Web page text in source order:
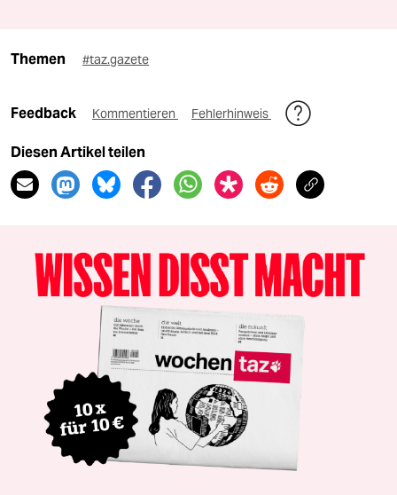
Themen #taz.gazete
Feedback Kommentieren Fehlerhinweis
Diesen Artikel teilen